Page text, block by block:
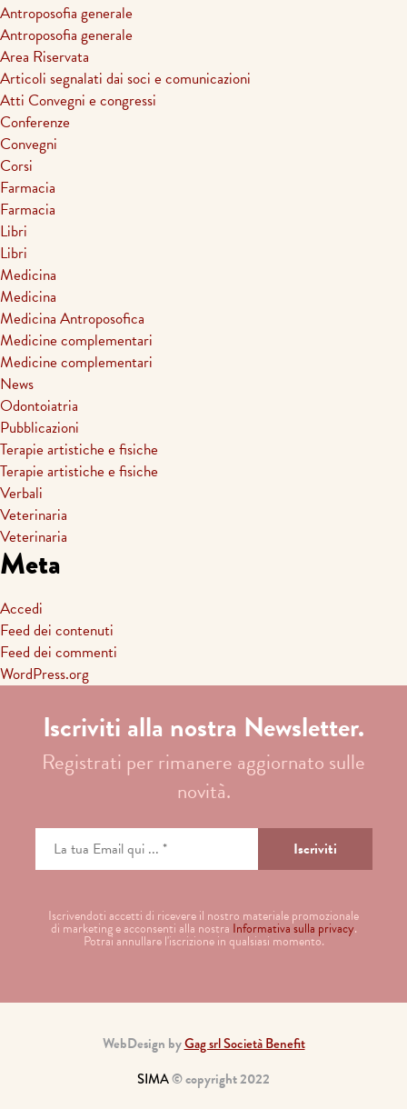
Antroposofia generale
Antroposofia generale
Area Riservata
Articoli segnalati dai soci e comunicazioni
Atti Convegni e congressi
Conferenze
Convegni
Corsi
Farmacia
Farmacia
Libri
Libri
Medicina
Medicina
Medicina Antroposofica
Medicine complementari
Medicine complementari
News
Odontoiatria
Pubblicazioni
Terapie artistiche e fisiche
Terapie artistiche e fisiche
Verbali
Veterinaria
Veterinaria
Meta
Accedi
Feed dei contenuti
Feed dei commenti
WordPress.org
Iscriviti alla nostra Newsletter.
Registrati per rimanere aggiornato sulle
novità.
Iscrivendoti accetti di ricevere il nostro materiale promozionale
di marketing e acconsenti alla nostra Informativa sulla privacy.
Potrai annullare l'iscrizione in qualsiasi momento.
WebDesign byGag srl Società Benefit
SIMA© copyright 2022